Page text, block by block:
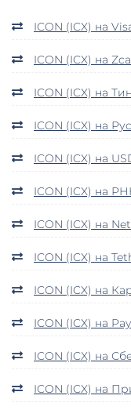
ICON (ICX) на
ICON (ICX) на
ICON (ICX) на
ICON (ICX) на
ICON (ICX) на
ICON (ICX) на
ICON (ICX) на
ICON (ICX) на
ICON (ICX) на
ICON (ICX) на
ICON (ICX) на
ICON (ICX) на